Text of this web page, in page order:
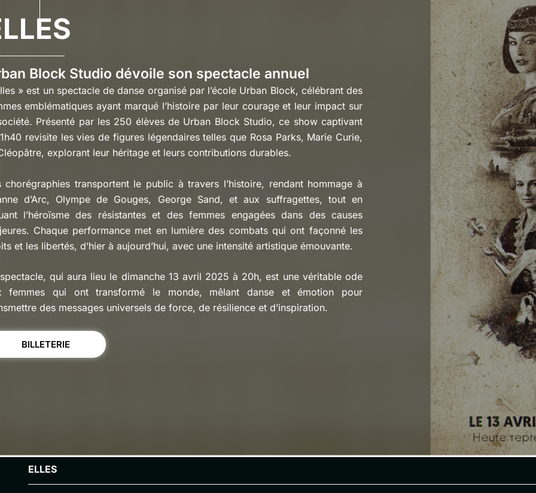
Block Studio dévoile son spectacle annuel
» est un spectacle de danse organisé par l’école Urban Block, célébrant des
emblématiques ayant marqué l’histoire par leur courage et leur impact sur
Présenté par les 250 élèves de Urban Block Studio, ce show captivant
revisite les vies de figures légendaires telles que Rosa Parks, Marie Curie,
explorant leur héritage et leurs contributions durables.
chorégraphies transportent le public à travers l’histoire, rendant hommage à
d’Arc, Olympe de Gouges, George Sand, et aux suffragettes, tout en
l’héroïsme des résistantes et des femmes engagées dans des causes
Chaque performance met en lumière des combats qui ont façonné les
et les libertés, d’hier à aujourd’hui, avec une intensité artistique émouvante.
qui aura lieu le dimanche 13 avril 2025 à 20h, est une véritable ode
femmes qui ont transformé le monde, mêlant danse et émotion pour
des messages universels de force, de résilience et d’inspiration.
BILLETERIE
ELLES